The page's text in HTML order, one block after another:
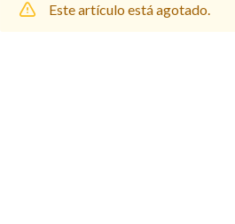
Este artículo está agotado.